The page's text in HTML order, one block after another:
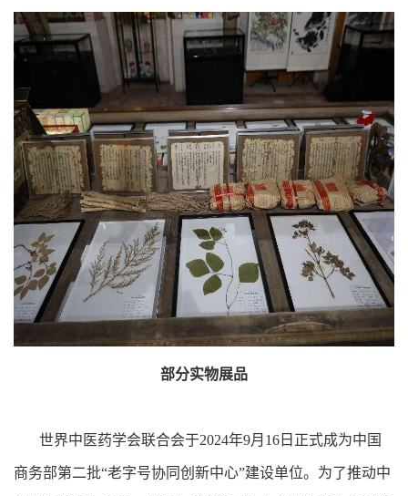
部分实物展品
世界中医药学会联合会于2024年9月16日正式成为中国
商务部第二批“老字号协同创新中心”建设单位。为了推动中